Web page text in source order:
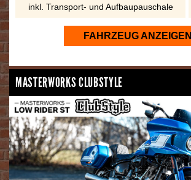
inkl. Transport- und Aufbaupauschale
FAHRZEUG ANZEIGEN
MASTERWORKS CLUBSTYLE